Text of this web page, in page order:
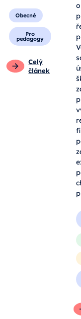
Obecné
Pro
pedagogy
Celý
článek